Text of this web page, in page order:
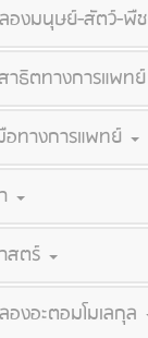
องมนุษย์-สัตว์-พืช
ธิตทางการแพทย์
อทางการแพทย์
สตร์
องอะตอมโมเลกุล